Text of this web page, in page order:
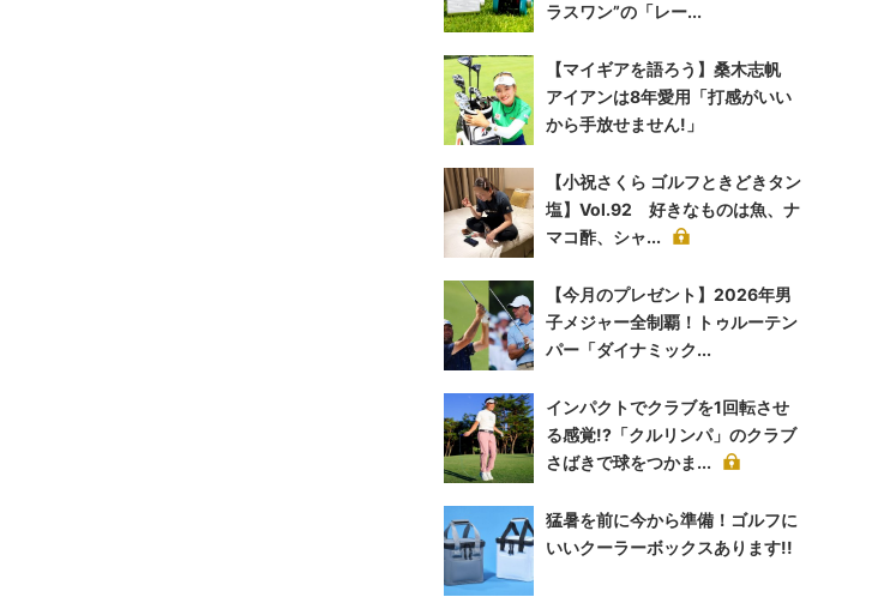
ラスワン”の「レー...
【マイギアを語ろう】桑木志帆
アイアンは8年愛用「打感がいい
から手放せません!」
【小祝さくら ゴルフときどきタン
塩】Vol.92 好きなものは魚、ナ
マコ酢、シャ...
【今月のプレゼント】2026年男
子メジャー全制覇！トゥルーテン
パー「ダイナミック...
インパクトでクラブを1回転させ
る感覚!?「クルリンパ」のクラブ
さばきで球をつかま...
猛暑を前に今から準備！ゴルフに
いいクーラーボックスあります!!